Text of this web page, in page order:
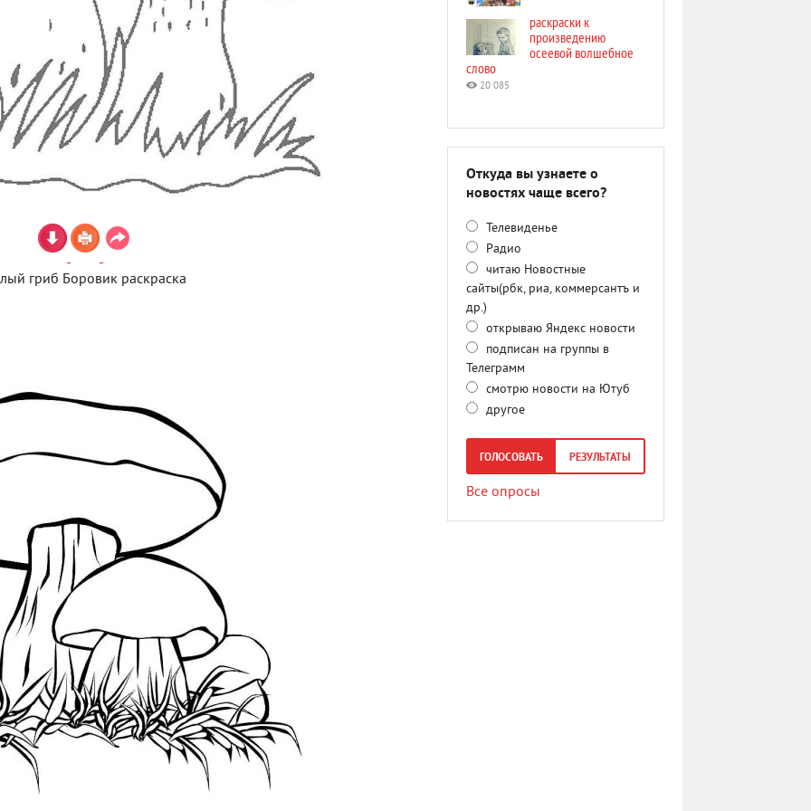
гриб Боровик раскраска
раскраски к
произведению
осеевой волшебное
слово
20 085
Откуда вы узнаете о
новостях чаще всего?
Телевиденье
Радио
читаю Новостные
сайты(рбк, риа, коммерсантъ и
др.)
открываю Яндекс новости
подписан на группы в
Телеграмм
смотрю новости на Ютуб
другое
ГОЛОСОВАТЬ РЕЗУЛЬТАТЫ
Все опросы